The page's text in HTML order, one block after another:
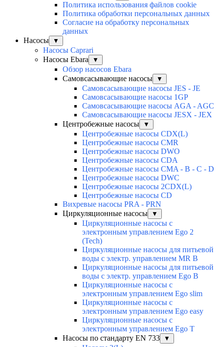
Политика использования файлов cookie
Политика обработки персональных данных
Согласие на обработку персональных
данных
Насосы
▼
Насосы Caprari
Насосы Ebara
▼
Обзор насосов Ebara
Самовсасывающие насосы
▼
Самовсасывающие насосы JES - JE
Самовсасывающие насосы 1GP
Самовсасывающие насосы AGA - AGC
Самовсасывающие насосы JESX - JEX
Центробежные насосы
▼
Центробежные насосы CDX(L)
Центробежные насосы CMR
Центробежные насосы DWO
Центробежные насосы CDA
Центробежные насосы CMA - B - C - D
Центробежные насосы DWC
Центробежные насосы 2CDX(L)
Центробежные насосы CD
Вихревые насосы PRA - PRN
Циркуляционные насосы
▼
Циркуляционные насосы с
электронным управлением Ego 2
(Tech)
Циркуляционные насосы для питьевой
воды с электр. управлением MR B
Циркуляционные насосы для питьевой
воды с электр. управлением Ego B
Циркуляционные насосы с
электронным управлением Ego slim
Циркуляционные насосы с
электронным управлением Ego easy
Циркуляционные насосы с
электронным управлением Ego T
Насосы по стандарту EN 733
▼